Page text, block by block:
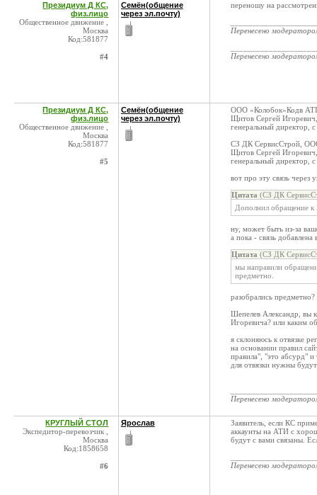
Президиум Д КС,
физ.лицо
Общественное движение ,
Москва
Код:581877
#4
Семён(общение
через эл.почту)
переношу на
Перенесено
Перенесено
Президиум Д КС,
физ.лицо
Общественное движение ,
Москва
Код:581877
#5
Семён(общение
через эл.почту)
ООО «Колобок»Кодв
Щитов Сергей Игоревич,
генеральный директор,
СЗ ДК СервисСтрой,
Щитов Сергей Игоревич,
генеральный директор,
вот про эту связь
Цитата (СЗ ДК
Дополнил обращение к
ну, может быть из-за
а пока - связь добавлена
Цитата (СЗ ДК
мы направили
предметно.
разобрались предметно?
Шепелев Александр, вы
Игоревича? или каким
я склоняюсь к отвязке
на основании правил
правила", "это абсурд"
для отвязки нужны
Перенесено
КРУГЛЫЙ СТОЛ
Экспедитор-перевозчик ,
Москва
Код:1858658
#6
Ярослав
Заявитель, если КС
аккаунты на АТИ с
будут с вами связаны.
Перенесено